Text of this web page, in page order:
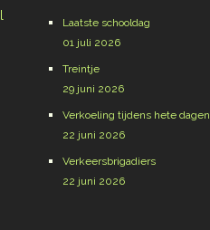
Laatste schooldag
01 juli 2026
Treintje
29 juni 2026
Verkoeling tijdens hete dagen
22 juni 2026
Verkeersbrigadiers
22 juni 2026